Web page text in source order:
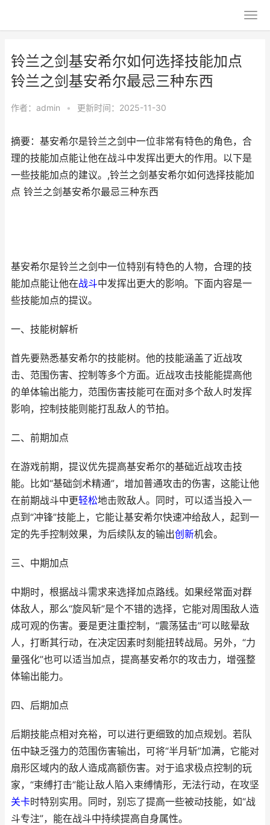
铃兰之剑基安希尔如何选择技能加点
铃兰之剑基安希尔最忌三种东西
作者： admin • 更新时间：2025-11-30
摘要：基安希尔是铃兰之剑中一位非常有特色的角色，合
理的技能加点能让他在战斗中发挥出更大的作用。以下是
一些技能加点的建议。,铃兰之剑基安希尔如何选择技能加
点 铃兰之剑基安希尔最忌三种东西
基安希尔是铃兰之剑中一位特别有特色的人物，合理的技
能加点能让他在战斗中发挥出更大的影响。下面内容是一
些技能加点的提议。
一、技能树解析
首先要熟悉基安希尔的技能树。他的技能涵盖了近战攻
击、范围伤害、控制等多个方面。近战攻击技能能提高他
的单体输出能力，范围伤害技能可在面对多个敌人时发挥
影响，控制技能则能打乱敌人的节拍。
二、前期加点
在游戏前期，提议优先提高基安希尔的基础近战攻击技
能。比如“基础剑术精通”，增加普通攻击的伤害，这能让他
在前期战斗中更轻松地击败敌人。同时，可以适当投入一
点到“冲锋”技能上，它能让基安希尔快速冲给敌人，起到一
定的先手控制效果，为后续队友的输出创新机会。
三、中期加点
中期时，根据战斗需求来选择加点路线。如果经常面对群
体敌人，那么“旋风斩”是个不错的选择，它能对周围敌人造
成可观的伤害。要是更注重控制，“震荡猛击”可以眩晕敌
人，打断其行动，在决定因素时刻能扭转战局。另外，“力
量强化”也可以适当加点，提高基安希尔的攻击力，增强整
体输出能力。
四、后期加点
后期技能点相对充裕，可以进行更细致的加点规划。若队
伍中缺乏强力的范围伤害输出，可将“半月斩”加满，它能对
扇形区域内的敌人造成高额伤害。对于追求极点控制的玩
家，“束缚打击”能让敌人陷入束缚情形，无法行动，在攻坚
关卡时特别实用。同时，别忘了提高一些被动技能，如“战
斗专注”，能在战斗中持续提高自身属性。